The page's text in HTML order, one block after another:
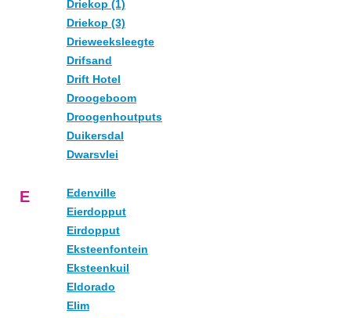
Driekop (1)
Driekop (3)
Drieweeksleegte
Drifsand
Drift Hotel
Droogeboom
Droogenhoutputs
Duikersdal
Dwarsvlei
E
Edenville
Eierdopput
Eirdopput
Eksteenfontein
Eksteenkuil
Eldorado
Elim